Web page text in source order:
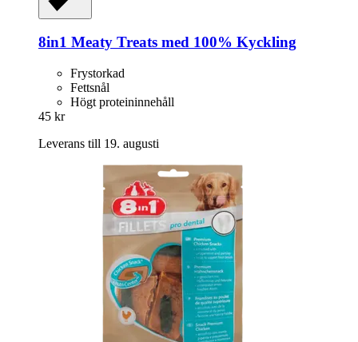
8in1 Meaty Treats med 100% Kyckling
Frystorkad
Fettsnål
Högt proteininnehåll
45 kr
Leverans till 19. augusti